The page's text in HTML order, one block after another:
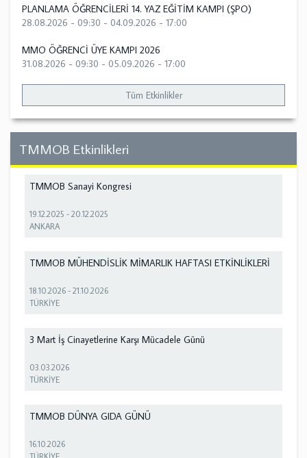
PLANLAMA ÖĞRENCİLERİ 14. YAZ EĞİTİM KAMPI (ŞPO)
28.08.2026 - 09:30 - 04.09.2026 - 17:00
MMO ÖĞRENCİ ÜYE KAMPI 2026
31.08.2026 - 09:30 - 05.09.2026 - 17:00
Tüm Etkinlikler
TMMOB Etkinlikleri
TMMOB Sanayi Kongresi
19.12.2025 -20.12.2025
ANKARA
TMMOB MÜHENDİSLİK MİMARLIK HAFTASI ETKİNLİKLERİ
18.10.2026 -21.10.2026
TÜRKİYE
3 Mart İş Cinayetlerine Karşı Mücadele Günü
03.03.2026
TÜRKİYE
TMMOB DÜNYA GIDA GÜNÜ
16.10.2026